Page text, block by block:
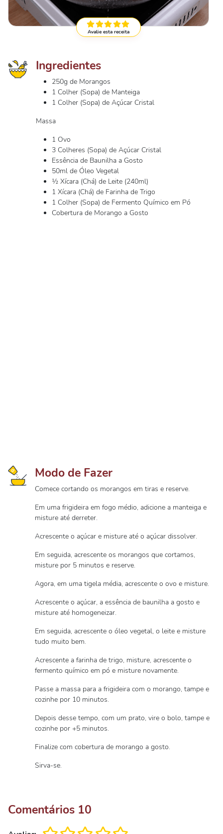
Avalie esta receita
Ingredientes
250g de Morangos
1 Colher (Sopa) de Manteiga
1 Colher (Sopa) de Açúcar Cristal
Massa
1 Ovo
3 Colheres (Sopa) de Açúcar Cristal
Essência de Baunilha a Gosto
50ml de Óleo Vegetal
½ Xícara (Chá) de Leite (240ml)
1 Xícara (Chá) de Farinha de Trigo
1 Colher (Sopa) de Fermento Químico em Pó
Cobertura de Morango a Gosto
Modo de Fazer
Comece cortando os morangos em tiras e reserve.
Em uma frigideira em fogo médio, adicione a manteiga e
misture até derreter.
Acrescente o açúcar e misture até o açúcar dissolver.
Em seguida, acrescente os morangos que cortamos,
misture por 5 minutos e reserve.
Agora, em uma tigela média, acrescente o ovo e misture.
Acrescente o açúcar, a essência de baunilha a gosto e
misture até homogeneizar.
Em seguida, acrescente o óleo vegetal, o leite e misture
tudo muito bem.
Acrescente a farinha de trigo, misture, acrescente o
fermento químico em pó e misture novamente.
Passe a massa para a frigideira com o morango, tampe e
cozinhe por 10 minutos.
Depois desse tempo, com um prato, vire o bolo, tampe e
cozinhe por +5 minutos.
Finalize com cobertura de morango a gosto.
Sirva-se.
Comentários 10